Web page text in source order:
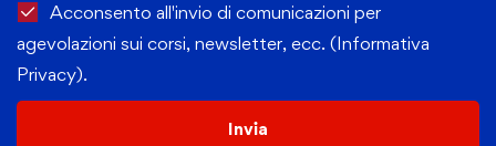
Acconsento all'invio di comunicazioni per
agevolazioni sui corsi, newsletter, ecc. (Informativa
Privacy).
Invia